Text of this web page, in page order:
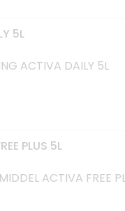
5L
ACTIVA DAILY 5L
PLUS 5L
ACTIVA FREE